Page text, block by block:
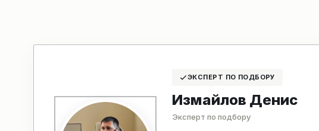
ЭКСПЕРТ ПО ПОДБОРУ
Измайлов Денис
Эксперт по подбору